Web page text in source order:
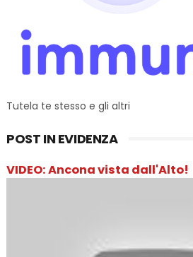
Tutela te stesso e gli altri
POST IN EVIDENZA
VIDEO: Ancona vista dall'Alto!